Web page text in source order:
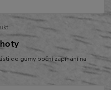
do gumy boční zapínání na